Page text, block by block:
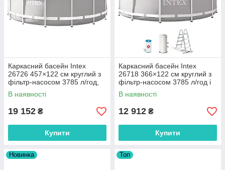
Каркасний басейн Intex
26726 457×122 см круглий з
фільтр-насосом 3785 л/год,
драбиною, тентом і
підстилкою
В наявності
19 152 ₴
Купити
Каркасний басейн Intex
26718 366×122 см круглий з
фільтр-насосом 3785 л/год і
драбиною
В наявності
12 912 ₴
Купити
Новинка Топ